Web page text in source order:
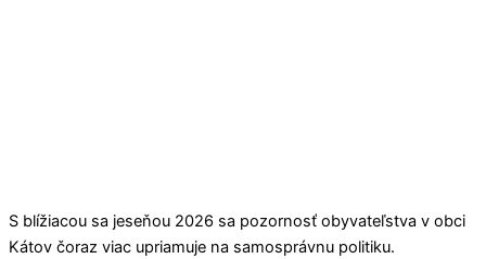
S blížiacou sa jeseňou 2026 sa pozornosť obyvateľstva v obci
Kátov čoraz viac upriamuje na samosprávnu politiku.